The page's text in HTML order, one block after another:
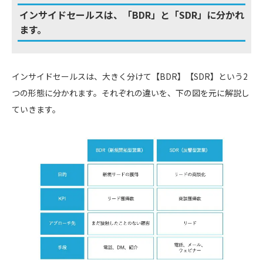
インサイドセールスは、
「BDR」と「SDR」に分かれ
ます。
インサイドセールスは、大きく分けて【BDR】【SDR】という2
つの形態に分かれます。それぞれの違いを、下の図を元に解説し
ていきます。